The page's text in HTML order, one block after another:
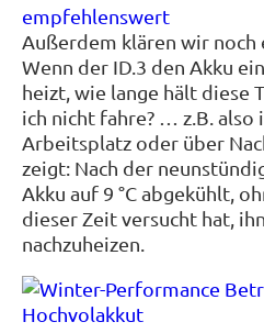
Außerdem klären wir noch
Wenn der ID.3 den Akku
heizt, wie lange hält diese
ich nicht fahre? … z.B.
Arbeitsplatz oder über
zeigt: Nach der
Akku auf 9 °C abgekühlt,
dieser Zeit versucht hat,
nachzuheizen.